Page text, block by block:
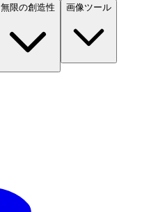
無限の創造性 画像ツール